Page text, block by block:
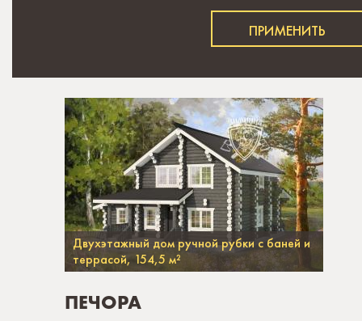
Двухэтажный дом ручной рубки с баней и
террасой, 154,5 м²
ПЕЧОРА